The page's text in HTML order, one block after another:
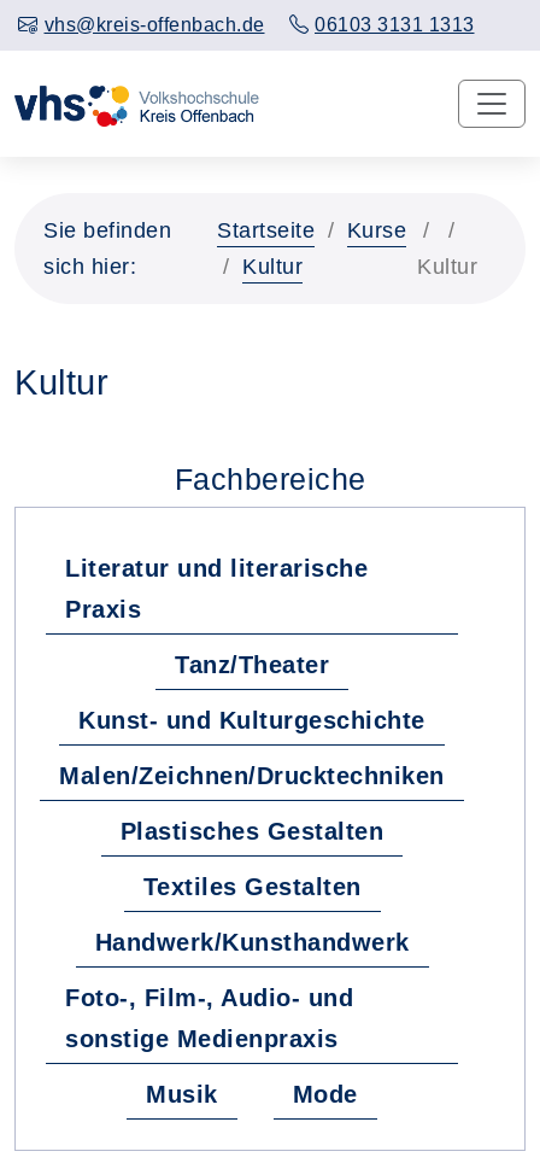
vhs@kreis-offenbach.de 06103 3131 1313
Sie befinden
sich hier:
Startseite
Kurse
Kultur
Kultur
Kultur
Fachbereiche
Literatur und literarische
Praxis
Tanz/Theater
Kunst- und Kulturgeschichte
Malen/Zeichnen/Drucktechniken
Plastisches Gestalten
Textiles Gestalten
Handwerk/Kunsthandwerk
Foto-, Film-, Audio- und
sonstige Medienpraxis
Musik Mode